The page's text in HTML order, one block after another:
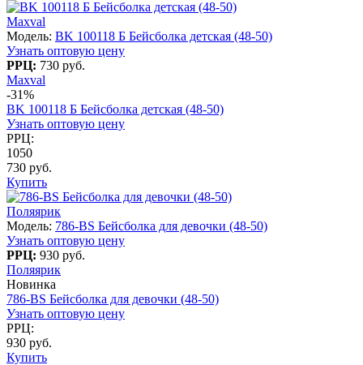
Maxval
Модель: BK 100118 Б Бейсболка детская (48-50)
Узнать оптовую цену
РРЦ: 730 руб.
Maxval
-31%
BK 100118 Б Бейсболка детская (48-50)
Узнать оптовую цену
РРЦ:
1050
730 руб.
Купить
Поляярик
Модель: 786-BS Бейсболка для девочки (48-50)
Узнать оптовую цену
РРЦ: 930 руб.
Поляярик
Новинка
786-BS Бейсболка для девочки (48-50)
Узнать оптовую цену
РРЦ:
930 руб.
Купить